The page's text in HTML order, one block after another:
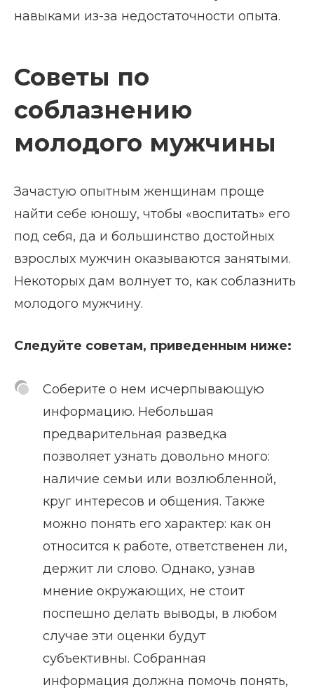
навыками из-за недостаточности опыта.
Советы по
соблазнению
молодого мужчины
Зачастую опытным женщинам проще
найти себе юношу, чтобы «воспитать» его
под себя, да и большинство достойных
взрослых мужчин оказываются занятыми.
Некоторых дам волнует то, как соблазнить
молодого мужчину.
Следуйте советам, приведенным ниже:
Соберите о нем исчерпывающую
информацию. Небольшая
предварительная разведка
позволяет узнать довольно много:
наличие семьи или возлюбленной,
круг интересов и общения. Также
можно понять его характер: как он
относится к работе, ответственен ли,
держит ли слово. Однако, узнав
мнение окружающих, не стоит
поспешно делать выводы, в любом
случае эти оценки будут
субъективны. Собранная
информация должна помочь понять,